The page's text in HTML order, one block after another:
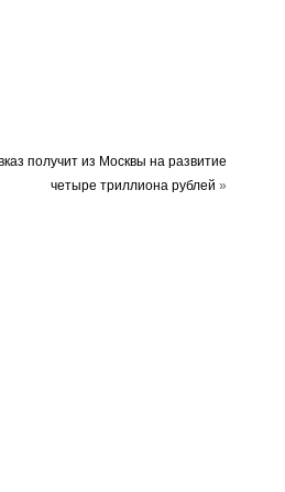
получит из Москвы на развитие
четыре триллиона рублей »